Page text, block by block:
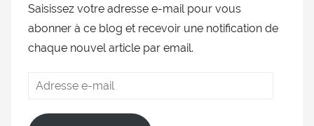
Saisissez votre adresse e-mail pour vous
abonner à ce blog et recevoir une notification de
chaque nouvel article par email.